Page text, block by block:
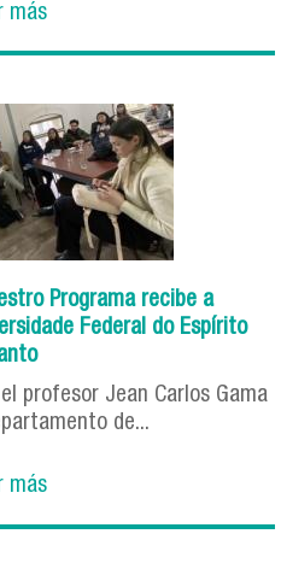
más
Programa recibe a
Federal do Espírito
profesor Jean Carlos Gama
de...
más